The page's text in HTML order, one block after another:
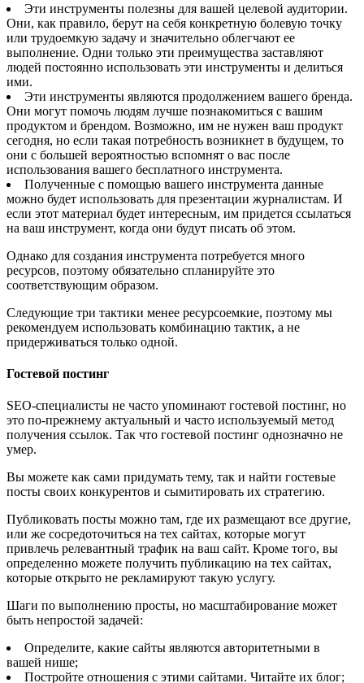
Эти инструменты полезны для вашей целевой аудитории.
Они, как правило, берут на себя конкретную болевую точку
или трудоемкую задачу и значительно облегчают ее
выполнение. Одни только эти преимущества заставляют
людей постоянно использовать эти инструменты и делиться
ими.
Эти инструменты являются продолжением вашего бренда.
Они могут помочь людям лучше познакомиться с вашим
продуктом и брендом. Возможно, им не нужен ваш продукт
сегодня, но если такая потребность возникнет в будущем, то
они с большей вероятностью вспомнят о вас после
использования вашего бесплатного инструмента.
Полученные с помощью вашего инструмента данные
можно будет использовать для презентации журналистам. И
если этот материал будет интересным, им придется ссылаться
на ваш инструмент, когда они будут писать об этом.
Однако для создания инструмента потребуется много
ресурсов, поэтому обязательно спланируйте это
соответствующим образом.
Следующие три тактики менее ресурсоемкие, поэтому мы
рекомендуем использовать комбинацию тактик, а не
придерживаться только одной.
Гостевой постинг
SEO-специалисты не часто упоминают гостевой постинг, но
это по-прежнему актуальный и часто используемый метод
получения ссылок. Так что гостевой постинг однозначно не
умер.
Вы можете как сами придумать тему, так и найти гостевые
посты своих конкурентов и сымитировать их стратегию.
Публиковать посты можно там, где их размещают все другие,
или же сосредоточиться на тех сайтах, которые могут
привлечь релевантный трафик на ваш сайт. Кроме того, вы
определенно можете получить публикацию на тех сайтах,
которые открыто не рекламируют такую услугу.
Шаги по выполнению просты, но масштабирование может
быть непростой задачей:
Определите, какие сайты являются авторитетными в
вашей нише;
Постройте отношения с этими сайтами. Читайте их блог;